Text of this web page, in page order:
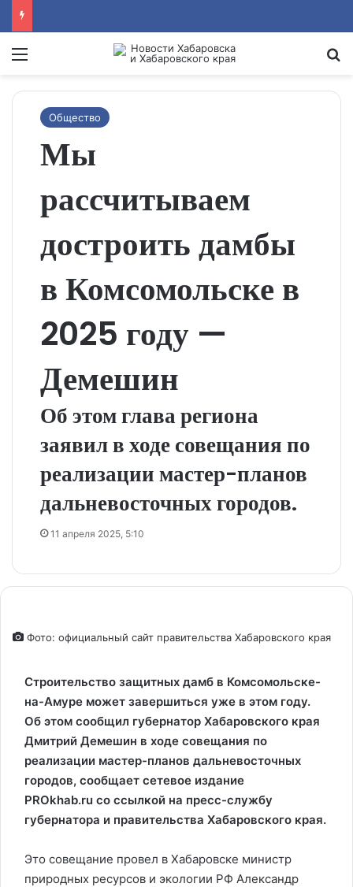
Menu
Общество
Мы
рассчитываем
достроить дамбы
в Комсомольске в
2025 году —
Демешин
Об этом глава региона
заявил в ходе совещания по
реализации мастер-планов
дальневосточных городов.
11 апреля 2025, 5:10
Фото: официальный сайт правительства Хабаровского края
Строительство защитных дамб в Комсомольске-
на-Амуре может завершиться уже в этом году.
Об этом сообщил губернатор Хабаровского края
Дмитрий Демешин в ходе совещания по
реализации мастер-планов дальневосточных
городов, сообщает сетевое издание
PROkhab.ru со ссылкой на пресс-службу
губернатора и правительства Хабаровского края.
Это совещание провел в Хабаровске министр
природных ресурсов и экологии РФ Александр